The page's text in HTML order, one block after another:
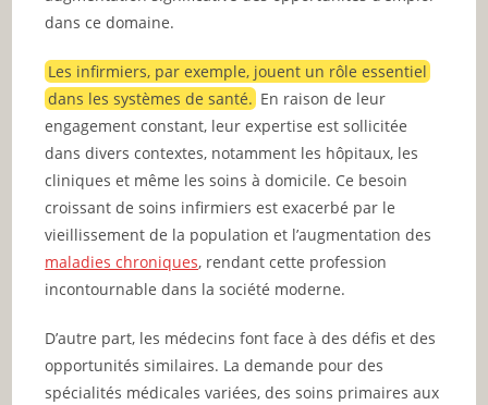
dans ce domaine.
Les infirmiers, par exemple, jouent un rôle essentiel
dans les systèmes de santé. En raison de leur
engagement constant, leur expertise est sollicitée
dans divers contextes, notamment les hôpitaux, les
cliniques et même les soins à domicile. Ce besoin
croissant de soins infirmiers est exacerbé par le
vieillissement de la population et l’augmentation des
maladies chroniques, rendant cette profession
incontournable dans la société moderne.
D’autre part, les médecins font face à des défis et des
opportunités similaires. La demande pour des
spécialités médicales variées, des soins primaires aux